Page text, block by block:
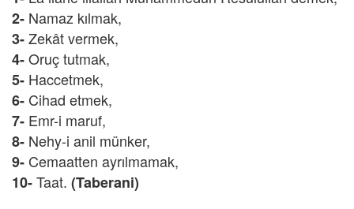
2- Namaz kılmak,
3-Zekât vermek,
4-Oruç tutmak,
5- Haccetmek,
6- Cihad etmek,
7- Emr-i maruf,
8- Nehy-i anil münker,
9- Cemaatten ayrılmamak,
10-Taat. (Taberani)